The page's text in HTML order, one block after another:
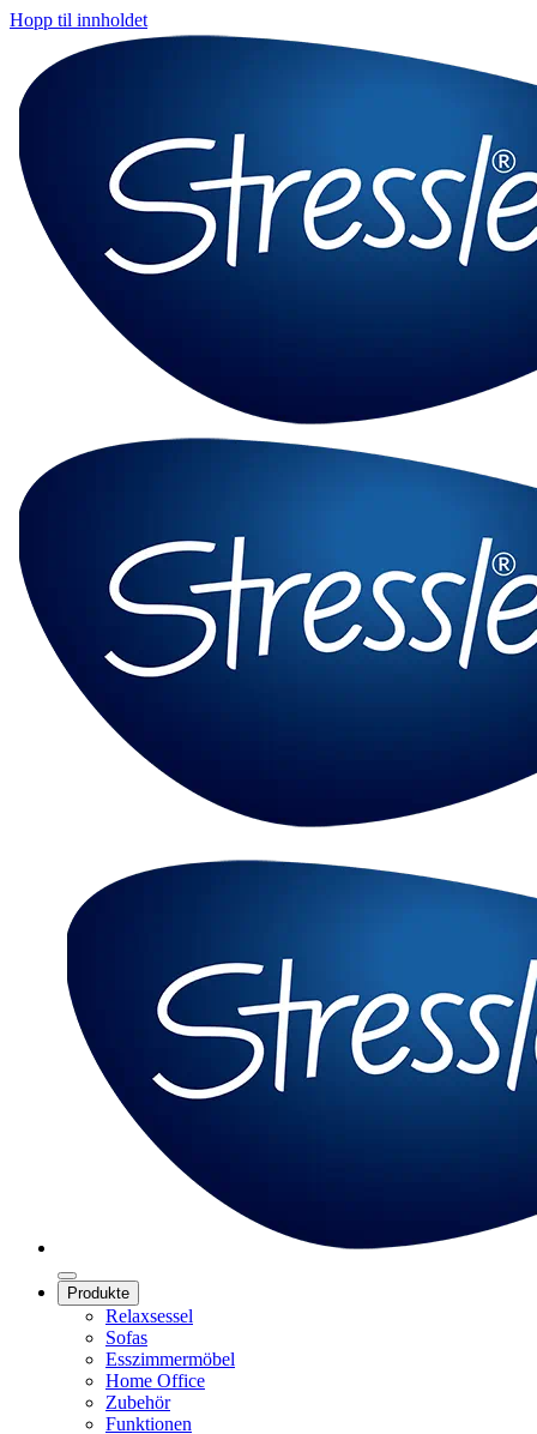
Hopp til innholdet
Produkte
Relaxsessel
Sofas
Esszimmermöbel
Home Office
Zubehör
Funktionen